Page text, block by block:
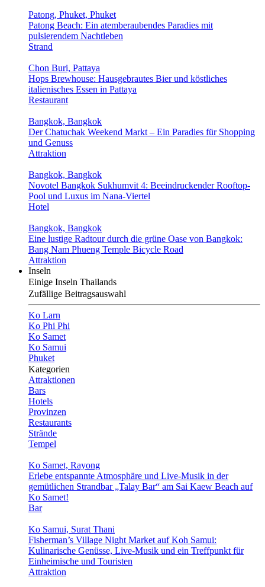
Patong, Phuket, Phuket
Patong Beach: Ein atemberaubendes Paradies mit
pulsierendem Nachtleben
Strand
Chon Buri, Pattaya
Hops Brewhouse: Hausgebrautes Bier und köstliches
italienisches Essen in Pattaya
Restaurant
Bangkok, Bangkok
Der Chatuchak Weekend Markt – Ein Paradies für Shopping
und Genuss
Attraktion
Bangkok, Bangkok
Novotel Bangkok Sukhumvit 4: Beeindruckender Rooftop-
Pool und Luxus im Nana-Viertel
Hotel
Bangkok, Bangkok
Eine lustige Radtour durch die grüne Oase von Bangkok:
Bang Nam Phueng Temple Bicycle Road
Attraktion
Inseln
Einige Inseln Thailands
Zufällige Beitragsauswahl
Ko Larn
Ko Phi Phi
Ko Samet
Ko Samui
Phuket
Kategorien
Attraktionen
Bars
Hotels
Provinzen
Restaurants
Strände
Tempel
Ko Samet, Rayong
Erlebe entspannte Atmosphäre und Live-Musik in der
gemütlichen Strandbar „Talay Bar“ am Sai Kaew Beach auf
Ko Samet!
Bar
Ko Samui, Surat Thani
Fisherman’s Village Night Market auf Koh Samui:
Kulinarische Genüsse, Live-Musik und ein Treffpunkt für
Einheimische und Touristen
Attraktion